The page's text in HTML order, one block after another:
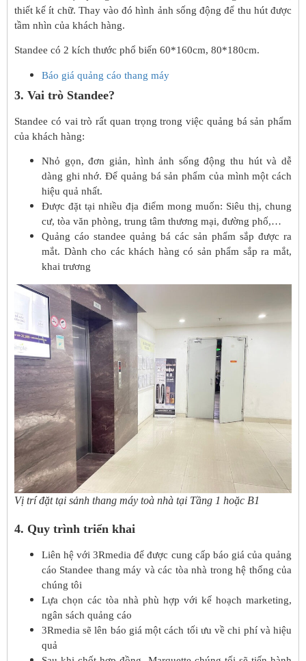
thiết kế ít chữ. Thay vào đó hình ảnh sống động để thu hút được
tầm nhìn của khách hàng.
Standee có 2 kích thước phổ biến 60*160cm, 80*180cm.
Báo giá quảng cáo thang máy
3. Vai trò Standee?
Standee có vai trò rất quan trọng trong việc quảng bá sản phẩm
của khách hàng:
Nhỏ gọn, đơn giản, hình ảnh sống động thu hút và dễ
dàng ghi nhớ. Để quảng bá sản phẩm của mình một cách
hiệu quả nhất.
Được đặt tại nhiều địa điểm mong muốn: Siêu thị, chung
cư, tòa văn phòng, trung tâm thương mại, đường phố,…
Quảng cáo standee quảng bá các sản phẩm sắp được ra
mắt. Dành cho các khách hàng có sản phẩm sắp ra mắt,
khai trương
Vị trí đặt tại sảnh thang máy toà nhà tại Tầng 1 hoặc B1
4. Quy trình triển khai
Liên hệ với 3Rmedia để được cung cấp báo giá của quảng
cáo Standee thang máy và các tòa nhà trong hệ thống của
chúng tôi
Lựa chọn các tòa nhà phù hợp với kế hoạch marketing,
ngân sách quảng cáo
3Rmedia sẽ lên báo giá một cách tối ưu về chi phí và hiệu
quả